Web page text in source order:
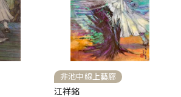
非池中線上藝廊
江祥銘